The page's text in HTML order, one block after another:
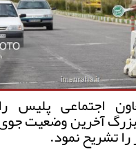
اجتماعی پلیس
آخرین وضعیت
تشریح نمود.